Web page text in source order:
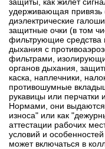
удерживающая привязь
диэлектрические
защитные очки (в том
фильтрующие средства
дыхания с
фильтрами,
органов дыхания,
каска, наплечники,
противошумные
рукавицы или перчатки
Нормами, они выдаются
износа" или как
аттестации рабочих
условий и
может включаться в